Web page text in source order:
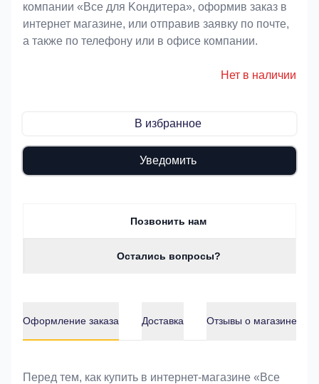
компании «Bce для Koндитeрa», оформив заказ в
интернет магазине, или отправив заявку по почте,
а также по телефону или в офисе компании.
Нет в наличии
В избранное
Уведомить
Позвонить нам
Остались вопросы?
Оформление заказа Доставка Отзывы о магазине
Оформление заказа
Перед тем, как купить в интернет-магазине «Bce